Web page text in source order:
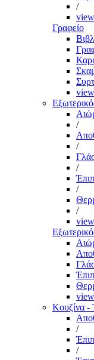
/
Γραφείο
/
/
/
/
/
Κουζίνα -
/
/